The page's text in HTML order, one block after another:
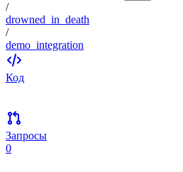
/
drowned_in_death
/
demo_integration
Код
Запросы
0